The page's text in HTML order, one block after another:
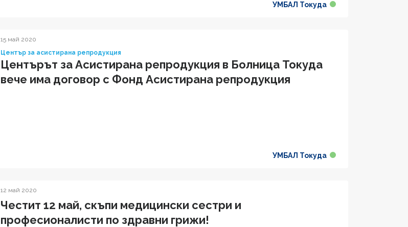
УМБАЛ Токуда
15 май 2020
Център за асистирана репродукция
Центърът за Асистирана репродукция в Болница Токуда
вече има договор с Фонд Асистирана репродукция
УМБАЛ Токуда
12 май 2020
Честит 12 май, скъпи медицински сестри и
професионалисти по здравни грижи!